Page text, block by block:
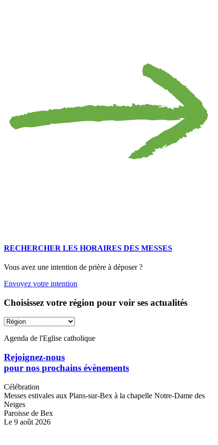
RECHERCHER LES HORAIRES DES MESSES
Vous avez une intention de prière à déposer ?
Envoyez votre intention
Choisissez votre région pour voir ses actualités
Agenda de l'Eglise catholique
Rejoignez-nous
pour nos prochains évènements
Célébration
Messes estivales aux Plans-sur-Bex à la chapelle Notre-Dame des
Neiges
Paroisse de Bex
Le 9 août 2026